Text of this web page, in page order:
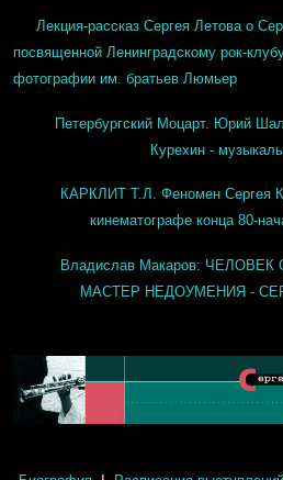
Лекция-рассказ Сергея Летова о
посвященной Ленинградскому рок-
фотографии им. братьев Люмьер
Петербургский Моцарт. Юрий
Курехин -
КАРКЛИТ Т.Л. Феномен Сергея
кинематографе конца 80-
Владислав Макаров:
МАСТЕР НЕДОУМЕНИЯ -